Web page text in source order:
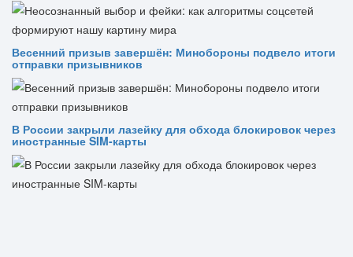
Весенний призыв завершён: Минобороны подвело итоги
отправки призывников
В России закрыли лазейку для обхода блокировок через
иностранные SIM-карты